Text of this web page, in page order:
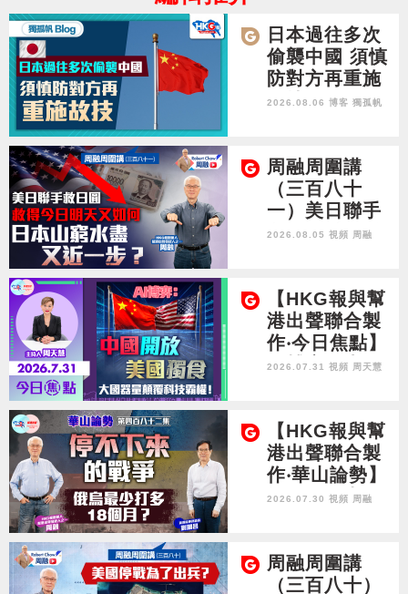
日本過往多次
偷襲中國 須慎
防對方再重施
故技
2026.08.06 博客 獨孤帆
周融周圍講
（三百八十
一）美日聯手
救日圓 救得今
又近一步？
2026.08.05 視頻 周融
【HKG報與幫
港出聲聯合製
作‧今日焦點】
AI博弈：中國
科技霸權！
2026.07.31 視頻 周天慧
【HKG報與幫
港出聲聯合製
作‧華山論勢】
第四百八十二
打多18個月？
2026.07.30 視頻 周融
周融周圍講
（三百八十）